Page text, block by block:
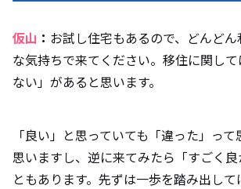
仮山 ： お試し住宅もあるので、どんど
な気持ちで来てください。移住に関し
ない」があると思います。
「良い」と思っていても「違った」っ
思いますし、逆に来てみたら「すごく
ともあります。先ずは一歩を踏み出して